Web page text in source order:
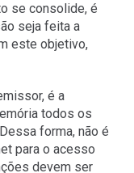
se consolide, é
seja feita a
este objetivo,
é a
todos os
forma, não é
para o acesso
devem ser